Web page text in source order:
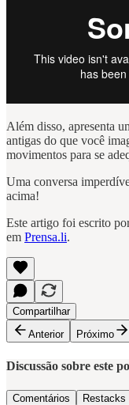
Além disso, apresenta
antigas do que você
movimentos para se
Uma conversa
acima!
Este artigo foi escrito
em Prensa.li.
Compartilhar
Anterior
Próximo
Discussão sobre este
Comentários Restacks